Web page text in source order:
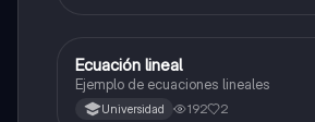
Matemáticas
Ecuación lineal
Ejemplo de ecuaciones lineales
Universidad 192 2